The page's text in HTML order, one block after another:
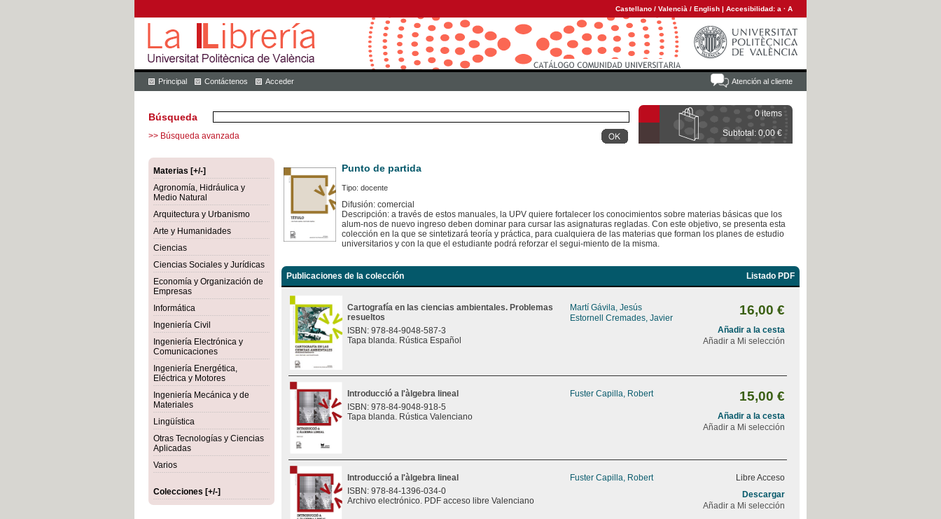
Castellano / Valencià / English | Accesibilidad: a · A
Atención al cliente
Principal Contáctenos Acceder
0 items
Subtotal: 0,00 €
Búsqueda
>> Búsqueda avanzada
Materias [+/-]
Agronomía, Hidráulica y
Medio Natural
Arquitectura y Urbanismo
Arte y Humanidades
Ciencias
Ciencias Sociales y Jurídicas
Economía y Organización de
Empresas
Informática
Ingeniería Civil
Ingeniería Electrónica y
Comunicaciones
Ingeniería Energética,
Eléctrica y Motores
Ingeniería Mecánica y de
Materiales
Lingüística
Otras Tecnologías y Ciencias
Aplicadas
Varios
Colecciones [+/-]
Punto de partida
Tipo: docente
Difusión: comercial
Descripción: a través de estos manuales, la UPV quiere fortalecer los conocimientos sobre materias básicas que los
alum-nos de nuevo ingreso deben dominar para cursar las asignaturas regladas. Con este objetivo, se presenta esta
colección en la que se sintetizará teoría y práctica, para cualquiera de las materias que forman los planes de estudio
universitarios y con la que el estudiante podrá reforzar el segui-miento de la misma.
Publicaciones de la colección Listado PDF
Cartografía en las ciencias ambientales. Problemas
resueltos
ISBN: 978-84-9048-587-3
Tapa blanda. Rústica Español
Martí Gávila, Jesús
Estornell Cremades, Javier
16,00 €
Añadir a la cesta
Añadir a Mi selección
Introducció a l'àlgebra lineal
ISBN: 978-84-9048-918-5
Tapa blanda. Rústica Valenciano
Fuster Capilla, Robert 15,00 €
Añadir a la cesta
Añadir a Mi selección
Introducció a l'àlgebra lineal
ISBN: 978-84-1396-034-0
Archivo electrónico. PDF acceso libre Valenciano
Fuster Capilla, Robert
Libre Acceso
Descargar
Añadir a Mi selección